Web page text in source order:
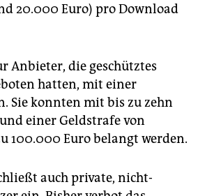
20.000 Euro) pro Download
Anbieter, die geschütztes
hatten, mit einer
Sie konnten mit bis zu zehn
einer Geldstrafe von
100.000 Euro belangt werden.
auch private, nicht-